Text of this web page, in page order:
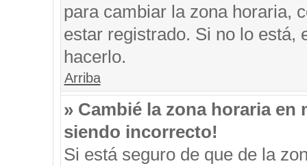
para cambiar la zona horaria,
estar registrado. Si no lo está,
hacerlo.
Arriba
» Cambié la zona horaria
siendo incorrecto!
Si está seguro de que de la